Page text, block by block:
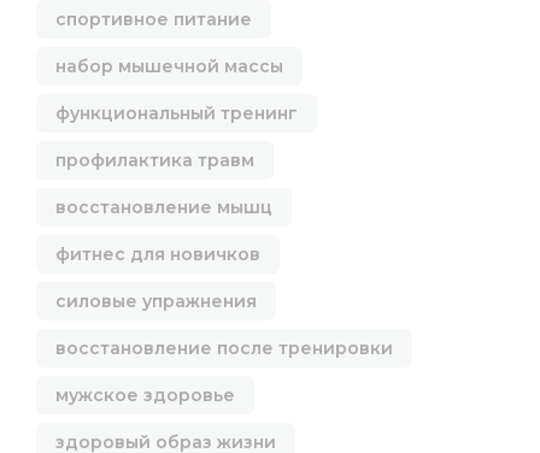
спортивное питание
набор мышечной массы
функциональный тренинг
профилактика травм
восстановление мышц
фитнес для новичков
силовые упражнения
восстановление после тренировки
мужское здоровье
здоровый образ жизни